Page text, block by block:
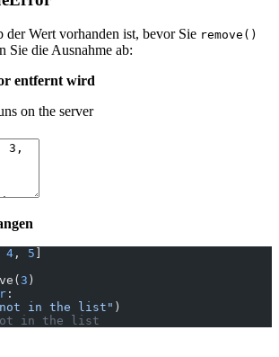
der Wert vorhanden ist, bevor Sie remove()
Sie die Ausnahme ab:
entfernt wird
on the server
4 , 5
3 )
:
in the list" )
in the list